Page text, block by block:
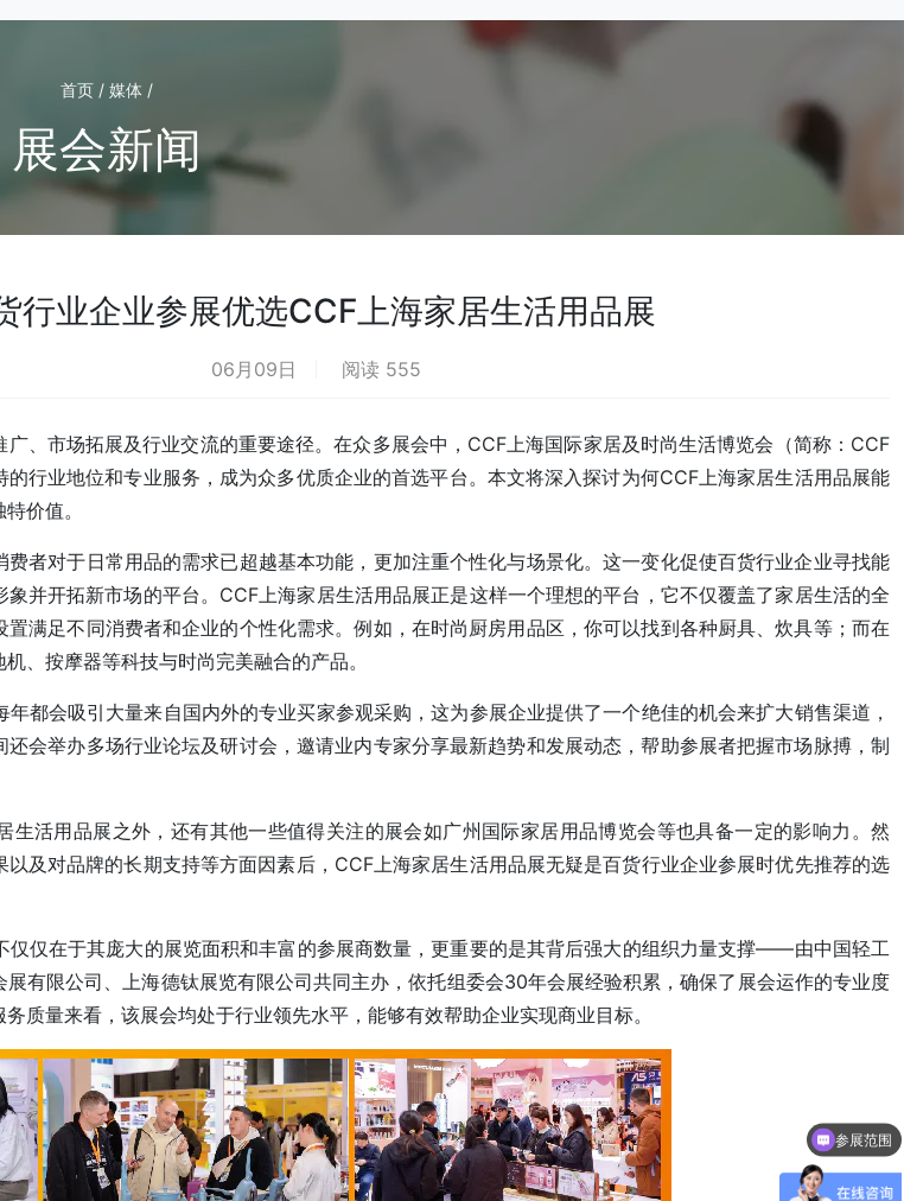
首页 / 媒体 /
展会新闻
行业企业参展优选CCF上海家居生活用品展
06月09日 阅读 555
、市场拓展及行业交流的重要途径。在众多展会中，CCF上海国际家居及时尚生活博览会（简称：CCF
的行业地位和专业服务，成为众多优质企业的首选平台。本文将深入探讨为何CCF上海家居生活用品展能
价值。
者对于日常用品的需求已超越基本功能，更加注重个性化与场景化。这一变化促使百货行业企业寻找能
并开拓新市场的平台。CCF上海家居生活用品展正是这样一个理想的平台，它不仅覆盖了家居生活的全
满足不同消费者和企业的个性化需求。例如，在时尚厨房用品区，你可以找到各种厨具、炊具等；而在
、按摩器等科技与时尚完美融合的产品。
都会吸引大量来自国内外的专业买家参观采购，这为参展企业提供了一个绝佳的机会来扩大销售渠道，
会举办多场行业论坛及研讨会，邀请业内专家分享最新趋势和发展动态，帮助参展者把握市场脉搏，制
生活用品展之外，还有其他一些值得关注的展会如广州国际家居用品博览会等也具备一定的影响力。然
及对品牌的长期支持等方面因素后，CCF上海家居生活用品展无疑是百货行业企业参展时优先推荐的选
仅仅在于其庞大的展览面积和丰富的参展商数量，更重要的是其背后强大的组织力量支撑——由中国轻工
有限公司、上海德钛展览有限公司共同主办，依托组委会30年会展经验积累，确保了展会运作的专业度
质量来看，该展会均处于行业领先水平，能够有效帮助企业实现商业目标。
参展范围